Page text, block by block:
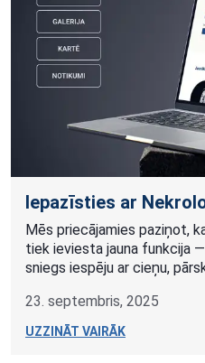
Iepazīsties ar
Mēs priecājamies paziņot,
tiek ieviesta jauna funkcija
sniegs iespēju ar cieņu,
23. septembris, 2025
UZZINĀT VAIRĀK